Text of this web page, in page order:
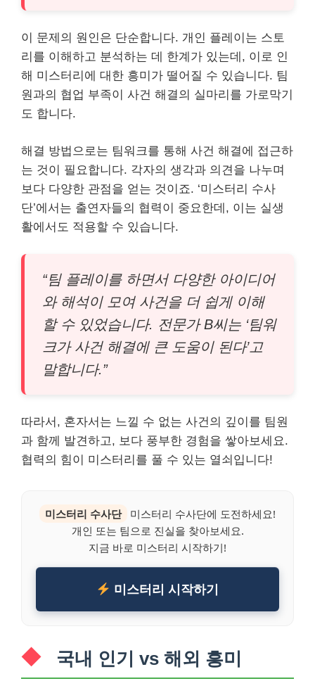
이 문제의 원인은 단순합니다. 개인 플레이는 스토
리를 이해하고 분석하는 데 한계가 있는데, 이로 인
해 미스터리에 대한 흥미가 떨어질 수 있습니다. 팀
원과의 협업 부족이 사건 해결의 실마리를 가로막기
도 합니다.
해결 방법으로는 팀워크를 통해 사건 해결에 접근하
는 것이 필요합니다. 각자의 생각과 의견을 나누며
보다 다양한 관점을 얻는 것이죠. ‘미스터리 수사
단’에서는 출연자들의 협력이 중요한데, 이는 실생
활에서도 적용할 수 있습니다.
“팀 플레이를 하면서 다양한 아이디어
와 해석이 모여 사건을 더 쉽게 이해
할 수 있었습니다. 전문가 B씨는 ‘팀워
크가 사건 해결에 큰 도움이 된다’고
말합니다.”
따라서, 혼자서는 느낄 수 없는 사건의 깊이를 팀원
과 함께 발견하고, 보다 풍부한 경험을 쌓아보세요.
협력의 힘이 미스터리를 풀 수 있는 열쇠입니다!
미스터리 수사단
미스터리 수사단에 도전하세요!
개인 또는 팀으로 진실을 찾아보세요.
지금 바로 미스터리 시작하기!
미스터리 시작하기
국내 인기 vs 해외 흥미